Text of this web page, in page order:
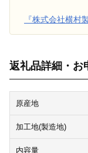
『株式会社横村
返礼品詳細・お
原産地
加工地(製造地)
内容量